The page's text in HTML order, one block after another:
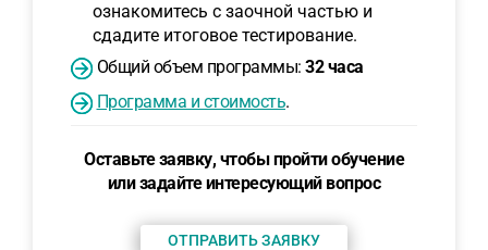
ознакомитесь с заочной частью и
сдадите итоговое тестирование.
Общий объем программы: 32 часа
Программа и стоимость.
Оставьте заявку, чтобы пройти обучение
или задайте интересующий вопрос
ОТПРАВИТЬ ЗАЯВКУ